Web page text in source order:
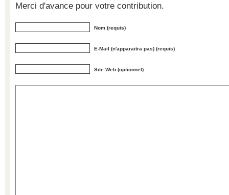
Merci d'avance pour votre contribution.
Nom (requis)
E-Mail (n'apparaitra pas) (requis)
Site Web (optionnel)